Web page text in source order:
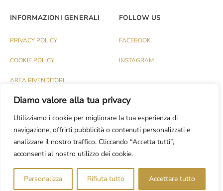
Diamo valore alla tua privacy
Utilizziamo i cookie per migliorare la tua esperienza di
navigazione, offrirti pubblicità o contenuti personalizzati e
analizzare il nostro traffico. Cliccando “Accetta tutti”,
acconsenti al nostro utilizzo dei cookie.
Personalizza Rifiuta tutto Accettare tutto
INFORMAZIONI GENERALI
PRIVACY POLICY
COOKIE POLICY
AREA RIVENDITORI
FOLLOW US
FACEBOOK
INSTAGRAM
© PALAZZO 1991 S.R.L. - P.IVA IT03174120737
Dev.CASH DESIGN STUDIO